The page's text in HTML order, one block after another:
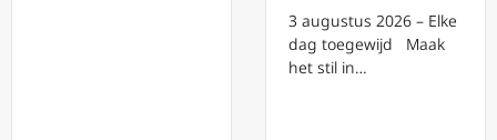
3 augustus 2026 – Elke
dag toegewijd Maak
het stil in…